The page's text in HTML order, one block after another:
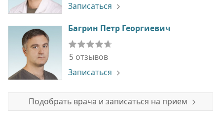
Записаться
Багрин Петр Георгиевич
5 отзывов
Записаться
Подобрать врача и записаться на прием